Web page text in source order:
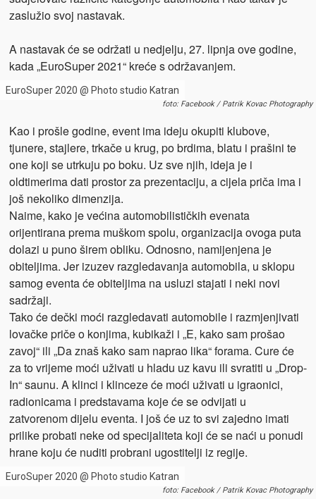
zaslužio svoj nastavak.
A nastavak će se održati u nedjelju, 27. lipnja ove godine,
kada „EuroSuper 2021“ kreće s održavanjem.
EuroSuper 2020 @ Photo studio Katran
foto: Facebook / Patrik Kovac Photography
Kao i prošle godine, event ima ideju okupiti klubove,
tjunere, stajlere, trkače u krug, po brdima, blatu i prašini te
one koji se utrkuju po boku. Uz sve njih, ideja je i
oldtimerima dati prostor za prezentaciju, a cijela priča ima i
još nekoliko dimenzija.
Naime, kako je većina automobilističkih evenata
orijentirana prema muškom spolu, organizacija ovoga puta
dolazi u puno širem obliku. Odnosno, namijenjena je
obiteljima. Jer izuzev razgledavanja automobila, u sklopu
samog eventa će obiteljima na usluzi stajati i neki novi
sadržaji.
Tako će dečki moći razgledavati automobile i razmjenjivati
lovačke priče o konjima, kubikaži i „E, kako sam prošao
zavoj“ ili „Da znaš kako sam naprao lika“ forama. Cure će
za to vrijeme moći uživati u hladu uz kavu ili svratiti u „Drop-
In“ saunu. A klinci i klinceze će moći uživati u igraonici,
radionicama i predstavama koje će se odvijati u
zatvorenom dijelu eventa. I još će uz to svi zajedno imati
prilike probati neke od specijaliteta koji će se naći u ponudi
hrane koju će nuditi probrani ugostitelji iz regije.
EuroSuper 2020 @ Photo studio Katran
foto: Facebook / Patrik Kovac Photography